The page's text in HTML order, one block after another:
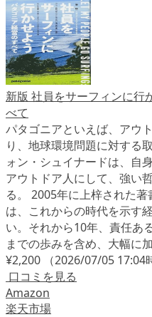
新版 社員をサーフィンに行
べて
パタゴニアといえば、アウ
り、地球環境問題に対する
ォン・シュイナードは、自
アウトドア人にして、強い
る。 2005年に上梓された
は、これからの時代を示す
い。それから10年、責任あ
までの歩みを含め、大幅に
¥2,200
（2026/07/05 17:04
口コミを見る
Amazon
楽天市場